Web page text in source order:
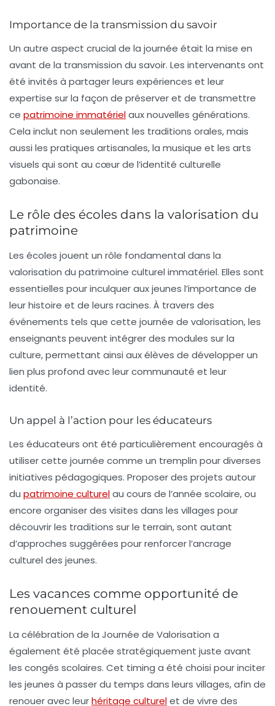
Importance de la transmission du savoir
Un autre aspect crucial de la journée était la mise en
avant de la transmission du savoir. Les intervenants ont
été invités à partager leurs expériences et leur
expertise sur la façon de préserver et de transmettre
ce patrimoine immatérielaux nouvelles générations.
Cela inclut non seulement les traditions orales, mais
aussi les pratiques artisanales, la musique et les arts
visuels qui sont au cœur de l’identité culturelle
gabonaise.
Le rôle des écoles dans la valorisation du
patrimoine
Les écoles jouent un rôle fondamental dans la
valorisation du patrimoine culturel immatériel. Elles sont
essentielles pour inculquer aux jeunes l’importance de
leur histoire et de leurs racines. À travers des
événements tels que cette journée de valorisation, les
enseignants peuvent intégrer des modules sur la
culture, permettant ainsi aux élèves de développer un
lien plus profond avec leur communauté et leur
identité.
Un appel à l’action pour les éducateurs
Les éducateurs ont été particulièrement encouragés à
utiliser cette journée comme un tremplin pour diverses
initiatives pédagogiques. Proposer des projets autour
du patrimoine culturelau cours de l’année scolaire, ou
encore organiser des visites dans les villages pour
découvrir les traditions sur le terrain, sont autant
d’approches suggérées pour renforcer l’ancrage
culturel des jeunes.
Les vacances comme opportunité de
renouement culturel
La célébration de la Journée de Valorisation a
également été placée stratégiquement juste avant
les congés scolaires. Cet timing a été choisi pour inciter
les jeunes à passer du temps dans leurs villages, afin de
renouer avec leurhéritage culturelet de vivre des